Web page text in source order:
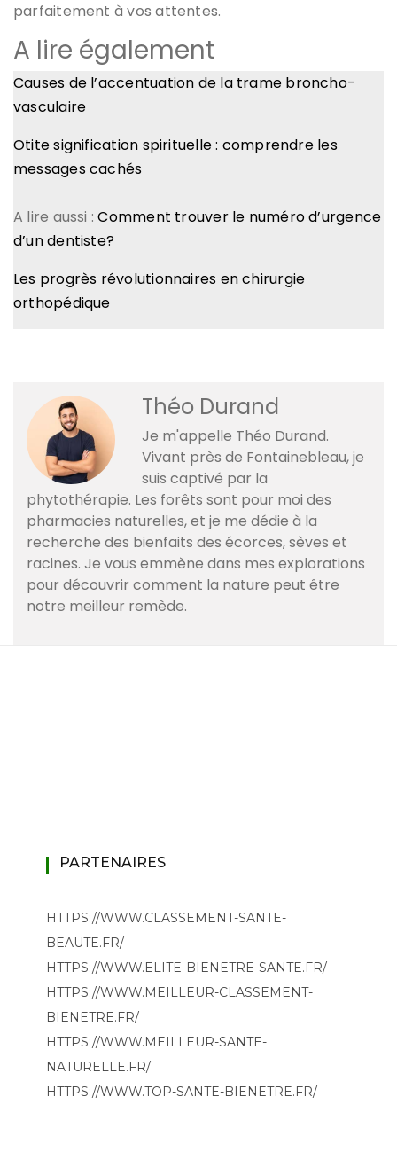
parfaitement à vos attentes.
A lire également
Causes de l’accentuation de la trame broncho-
vasculaire
Otite signification spirituelle : comprendre les
messages cachés
A lire aussi :Comment trouver le numéro d’urgence
d’un dentiste?
Les progrès révolutionnaires en chirurgie
orthopédique
Théo Durand
Je m'appelle Théo Durand.
Vivant près de Fontainebleau, je
suis captivé par la
phytothérapie. Les forêts sont pour moi des
pharmacies naturelles, et je me dédie à la
recherche des bienfaits des écorces, sèves et
racines. Je vous emmène dans mes explorations
pour découvrir comment la nature peut être
notre meilleur remède.
PARTENAIRES
HTTPS://WWW.CLASSEMENT-SANTE-
BEAUTE.FR/
HTTPS://WWW.ELITE-BIENETRE-SANTE.FR/
HTTPS://WWW.MEILLEUR-CLASSEMENT-
BIENETRE.FR/
HTTPS://WWW.MEILLEUR-SANTE-
NATURELLE.FR/
HTTPS://WWW.TOP-SANTE-BIENETRE.FR/